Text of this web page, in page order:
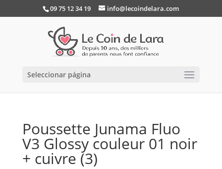
09 75 12 34 19 info@lecoindelara.com
Seleccionar página
Poussette Junama Fluo
V3 Glossy couleur 01 noir
+ cuivre (3)